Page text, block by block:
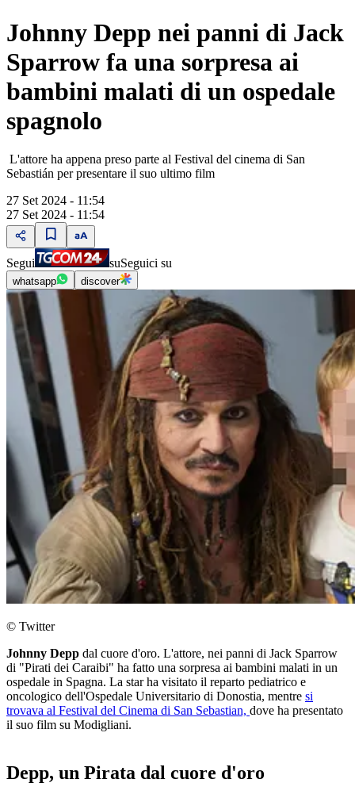
Johnny Depp nei panni di Jack
Sparrow fa una sorpresa ai
bambini malati di un ospedale
spagnolo
L'attore ha appena preso parte al Festival del cinema di San
Sebastián per presentare il suo ultimo film
27 Set 2024 - 11:54
27 Set 2024 - 11:54
Segui suSeguici su
whatsapp discover
© Twitter
Johnny Depp dal cuore d'oro. L'attore, nei panni di Jack Sparrow
di "Pirati dei Caraibi" ha fatto una sorpresa ai bambini malati in un
ospedale in Spagna. La star ha visitato il reparto pediatrico e
oncologico dell'Ospedale Universitario di Donostia, mentre si
trovava al Festival del Cinema di San Sebastian, dove ha presentato
il suo film su Modigliani.
Depp, un Pirata dal cuore d'oro